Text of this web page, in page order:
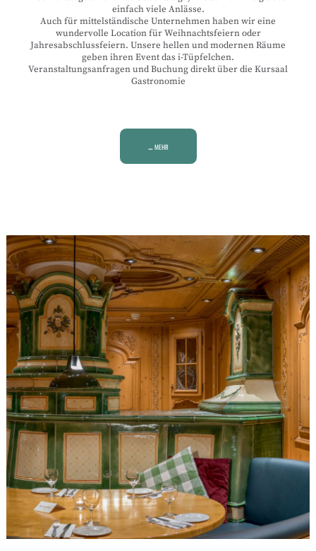
einfach viele Anlässe.
Auch für mittelständische Unternehmen haben wir eine
wundervolle Location für Weihnachtsfeiern oder
Jahresabschlussfeiern. Unsere hellen und modernen Räume
geben ihren Event das i-Tüpfelchen.
Veranstaltungsanfragen und Buchung direkt über die Kursaal
Gastronomie
... mehr